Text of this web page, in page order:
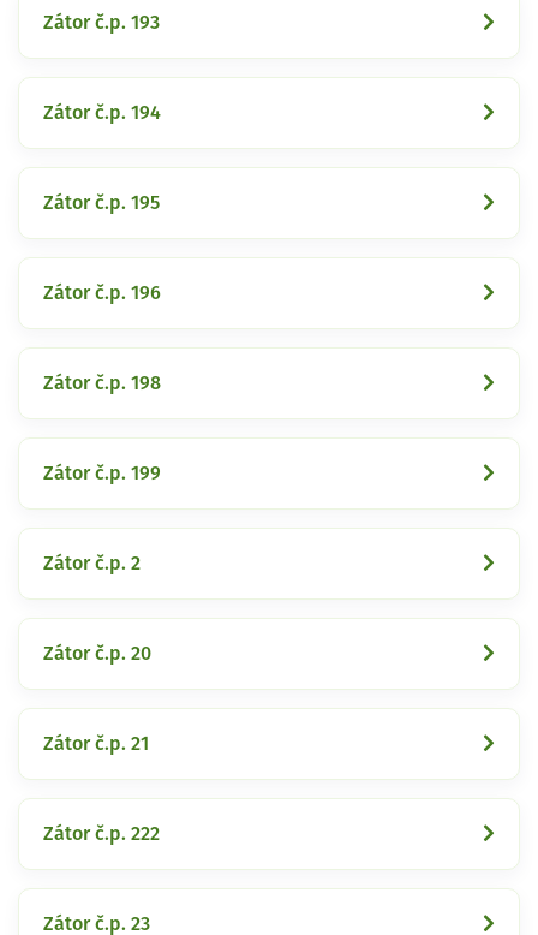
Zátor č.p. 193
Zátor č.p. 194
Zátor č.p. 195
Zátor č.p. 196
Zátor č.p. 198
Zátor č.p. 199
Zátor č.p. 2
Zátor č.p. 20
Zátor č.p. 21
Zátor č.p. 222
Zátor č.p. 23